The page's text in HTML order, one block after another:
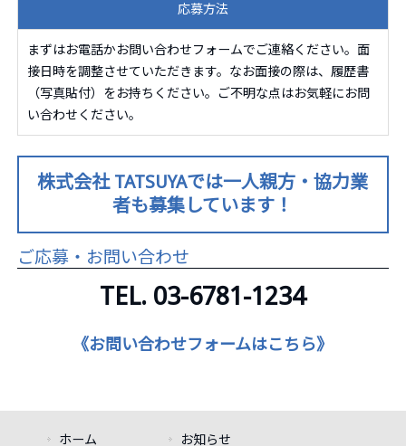
応募方法
まずはお電話かお問い合わせフォームでご連絡ください。面
接日時を調整させていただきます。なお面接の際は、履歴書
（写真貼付）をお持ちください。ご不明な点はお気軽にお問
い合わせください。
株式会社 TATSUYAでは一人親方・協力業
者も募集しています！
ご応募・お問い合わせ
TEL. 03-6781-1234
《お問い合わせフォームはこちら》
ホーム お知らせ